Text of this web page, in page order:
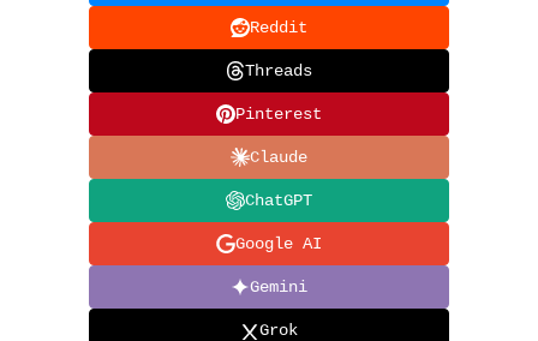
Reddit
Threads
Pinterest
Claude
ChatGPT
Google AI
Gemini
Grok